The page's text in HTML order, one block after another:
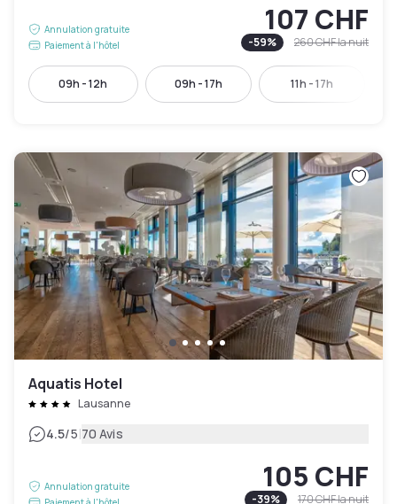
Annulation gratuite
Paiement à l'hôtel
107 CHF
-59% 260 CHFla nuit
09h - 12h 09h - 17h 11h - 17h
Aquatis Hotel
Lausanne
4.5/5|70 Avis
Annulation gratuite
105 CHF
-39% 170 CHFla nuit